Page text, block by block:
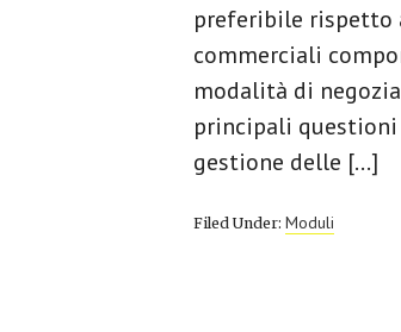
preferibile
commerciali
modalità di
principali
gestione delle […]
Filed Under: Moduli